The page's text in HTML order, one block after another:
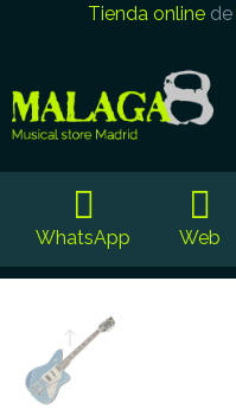
Tienda onlinede
WhatsApp Web